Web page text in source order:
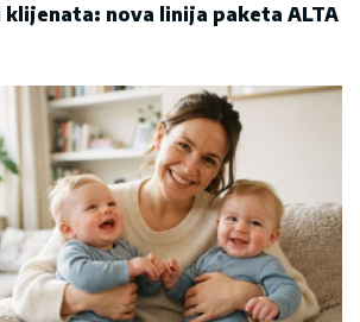
nova linija paketa ALTA